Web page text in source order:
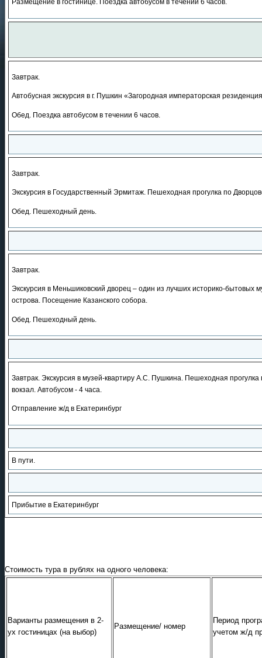
Размещение в гостинице. Поездка автобусом в течении 6 часов.
Завтрак.
Автобусная экскурсия в г. Пушкин «Загородная императорская
Обед. Поездка автобусом в течении 6 часов.
Завтрак.
Экскурсия в Государственный Эрмитаж. Пешеходная прогулка по
Обед. Пешеходный день.
Завтрак.
Экскурсия в Меньшиковский дворец – один из лучших историко-бытовых
острова. Посещение Казанского собора.
Обед. Пешеходный день.
Завтрак. Экскурсия в музей-квартиру А.С. Пушкина. Пешеходная
вокзал. Автобусом - 4 часа.
Отправление ж/д в Екатеринбург
В пути.
Прибытие в Екатеринбург
Стоимость тура в рублях на одного человека:
Варианты размещения в 2-
ух гостиницах (на выбор)
Размещение/ номер
Период
учетом ж/д